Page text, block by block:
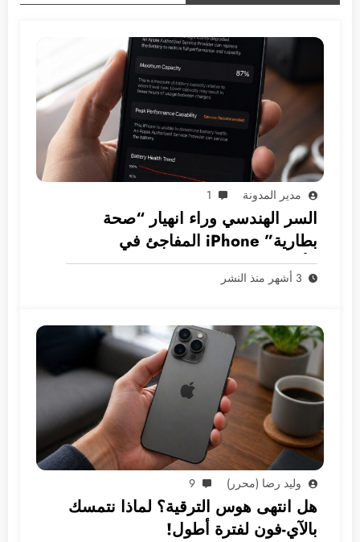
مدير المدونة 1
السر الهندسي وراء انهيار “صحة
بطارية” iPhone المفاجئ في
الأسواق العربية
3 أشهر منذ النشر
وليد رضا (محرر) 9
هل انتهى هوس الترقية؟ لماذا نتمسك
بالآي-فون لفترة أطول!